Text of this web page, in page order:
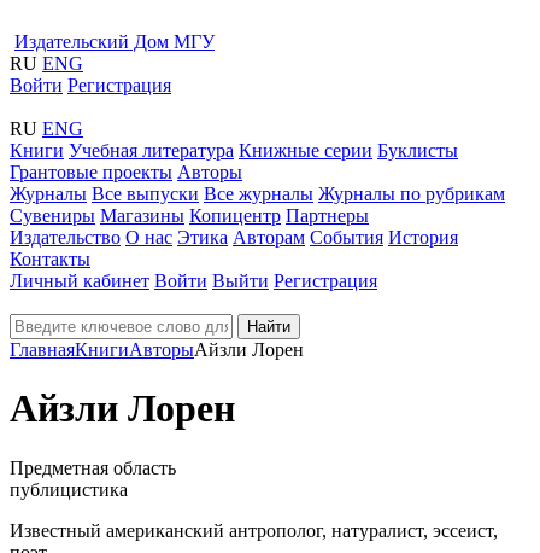
Издательский Дом МГУ
RU ENG
Войти Регистрация
RU ENG
Книги Учебная литература Книжные серии Буклисты
Грантовые проекты Авторы
Журналы Все выпуски Все журналы Журналы по рубрикам
Сувениры Магазины Копицентр Партнеры
Издательство О нас Этика Авторам События История
Контакты
Личный кабинет Войти Выйти Регистрация
Найти
ГлавнаяКнигиАвторыАйзли Лорен
Айзли Лорен
Предметная область
публицистика
Известный американский антрополог, натуралист, эссеист,